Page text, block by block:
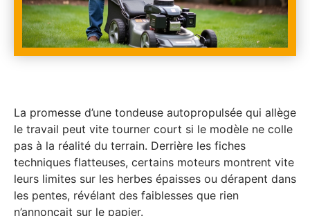
La promesse d’une tondeuse autopropulsée qui allège
le travail peut vite tourner court si le modèle ne colle
pas à la réalité du terrain. Derrière les fiches
techniques flatteuses, certains moteurs montrent vite
leurs limites sur les herbes épaisses ou dérapent dans
les pentes, révélant des faiblesses que rien
n’annonçait sur le papier.